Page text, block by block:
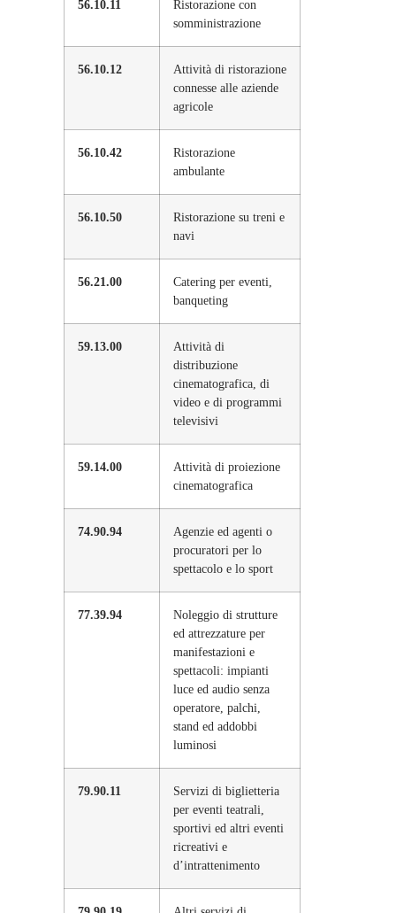
56.10.11
Ristorazione con
somministrazione
56.10.12
Attività di ristorazione
connesse alle aziende
agricole
56.10.42
Ristorazione
ambulante
56.10.50
Ristorazione su treni e
navi
56.21.00
Catering per eventi,
banqueting
59.13.00
Attività di
distribuzione
cinematografica, di
video e di programmi
televisivi
59.14.00
Attività di proiezione
cinematografica
74.90.94
Agenzie ed agenti o
procuratori per lo
spettacolo e lo sport
77.39.94
Noleggio di strutture
ed attrezzature per
manifestazioni e
spettacoli: impianti
luce ed audio senza
operatore, palchi,
stand ed addobbi
luminosi
79.90.11
Servizi di biglietteria
per eventi teatrali,
sportivi ed altri eventi
ricreativi e
d’intrattenimento